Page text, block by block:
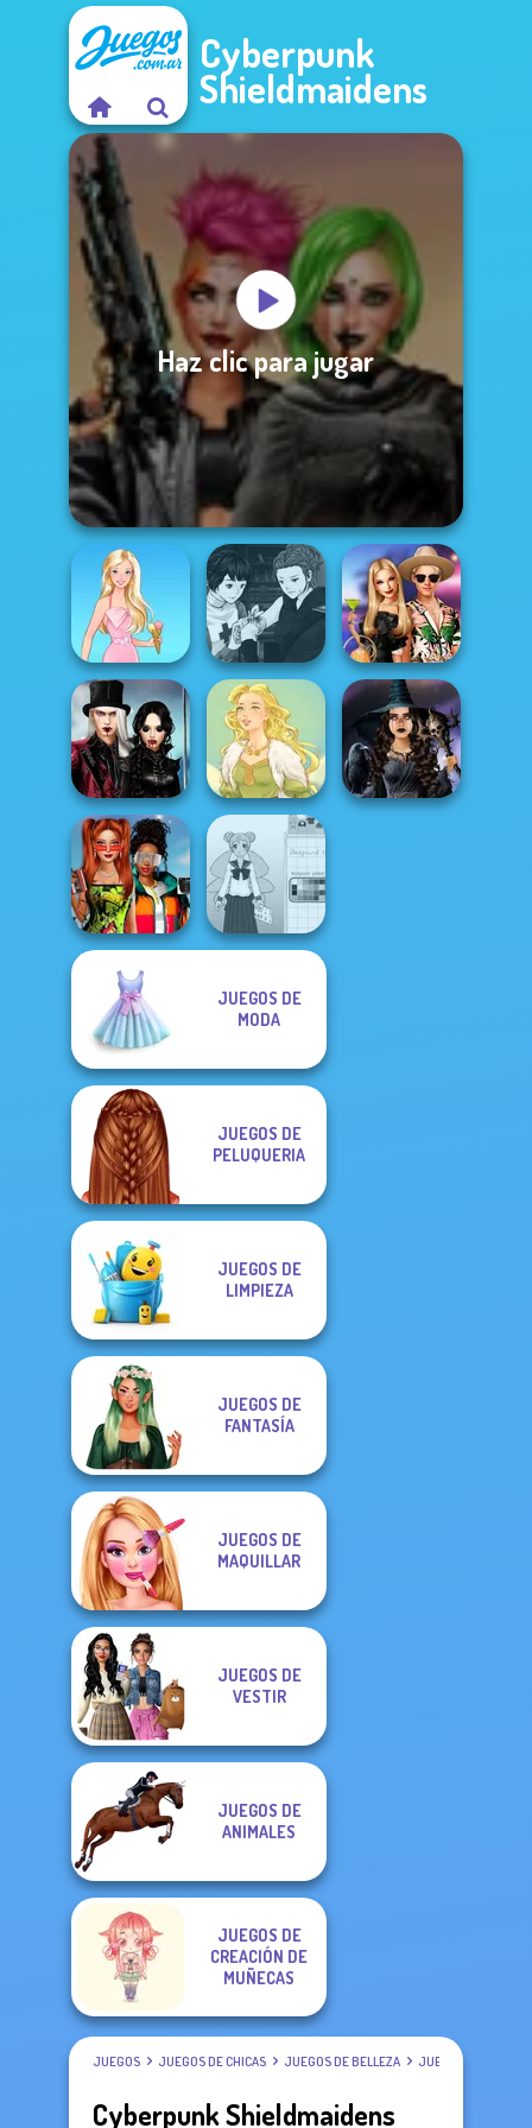
Cyberpunk
Shieldmaidens
Haz clic para jugar
Barbie
Manga Creator
Vampire Hunter
P...
BFFs' Birthday
Bash For Babs
Twilight
Enchantment
Vampire R...
Goddess Freya
Babs And
Friends Love
Match Pr...
School Girl Dress
JUEGOS DE
MODA
JUEGOS DE
PELUQUERIA
JUEGOS DE
LIMPIEZA
JUEGOS DE
FANTASÍA
JUEGOS DE
MAQUILLAR
JUEGOS DE
VESTIR
JUEGOS DE
ANIMALES
JUEGOS DE
CREACIÓN DE
MUÑECAS
JUEGOS JUEGOS DE CHICAS JUEGOS DE BELLEZA JUEGOS DE VESTIR
Cyberpunk Shieldmaidens